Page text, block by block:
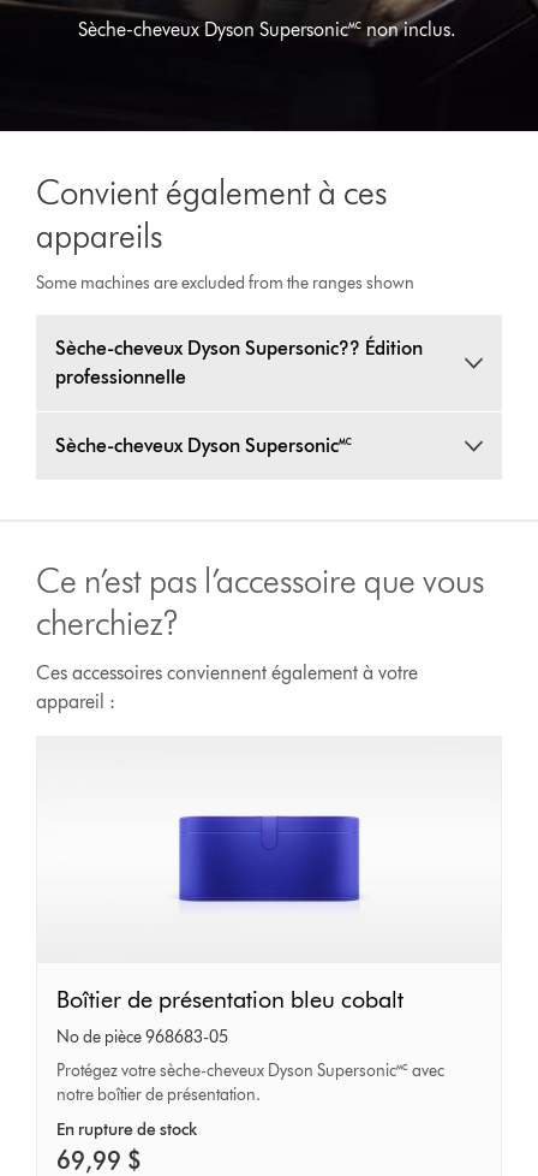
Sèche-cheveux Dyson Supersonic🅪 non inclus.
Convient également à ces
appareils
Some machines are excluded from the ranges shown
Sèche-cheveux Dyson Supersonic?? Édition
professionnelle
Sèche-cheveux Dyson Supersonic🅪
Ce n’est pas l’accessoire que vous
cherchiez?
Ces accessoires conviennent également à votre
appareil :
Boîtier
de
présentation
bleu
cobalt
Boîtier de présentation bleu cobalt
No de pièce 968683-05
Protégez votre sèche-cheveux Dyson Supersonic🅪 avec
notre boîtier de présentation.
En rupture de stock
69,99 $